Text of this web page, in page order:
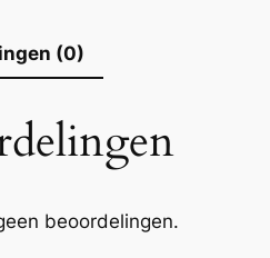
(0)
beoordelingen.